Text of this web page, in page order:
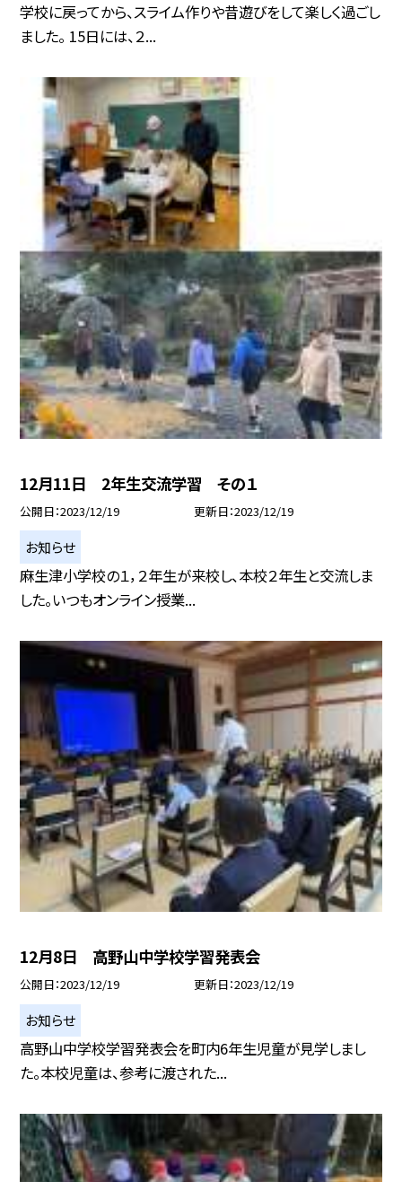
学校に戻ってから、スライム作りや昔遊びをして楽しく過ごし
ました。 15日には、２...
12月11日 2年生交流学習 その１
公開日 2023/12/19 更新日 2023/12/19
お知らせ
麻生津小学校の１，２年生が来校し、本校２年生と交流しま
した。いつもオンライン授業...
12月8日 高野山中学校学習発表会
公開日 2023/12/19 更新日 2023/12/19
お知らせ
高野山中学校学習発表会を町内6年生児童が見学しまし
た。本校児童は、参考に渡された...